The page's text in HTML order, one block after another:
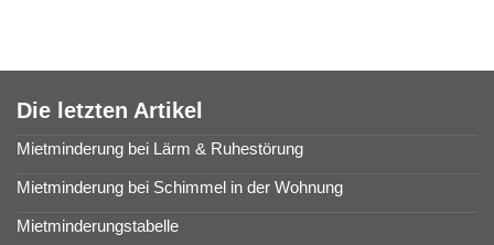
Die letzten Artikel
Mietminderung bei Lärm & Ruhestörung
Mietminderung bei Schimmel in der Wohnung
Mietminderungstabelle